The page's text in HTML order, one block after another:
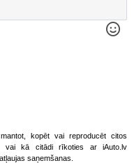
kopēt vai reproducēt citos
vai kā citādi rīkoties ar iAuto.lv
saņemšanas.